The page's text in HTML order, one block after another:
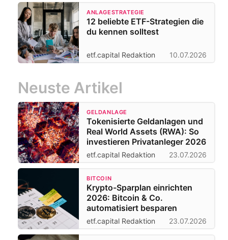
ANLAGESTRATEGIE
12 beliebte ETF-Strategien die
du kennen solltest
etf.capital Redaktion 10.07.2026
Neuste Artikel
GELDANLAGE
Tokenisierte Geldanlagen und
Real World Assets (RWA): So
investieren Privatanleger 2026
etf.capital Redaktion 23.07.2026
BITCOIN
Krypto-Sparplan einrichten
2026: Bitcoin & Co.
automatisiert besparen
etf.capital Redaktion 23.07.2026